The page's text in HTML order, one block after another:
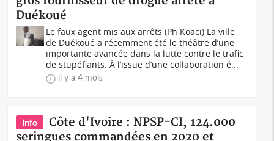
Duékoué
Le faux agent mis aux arrêts (Ph Koaci) La ville
de Duékoué a récemment été le théâtre d’une
importante avancée dans la lutte contre le trafic
de stupéfiants. À l’issue d’une collaboration é...
il y a 4 mois
Info
Côte d'Ivoire : NPSP-CI, 124.000
seringues commandées en 2020 et